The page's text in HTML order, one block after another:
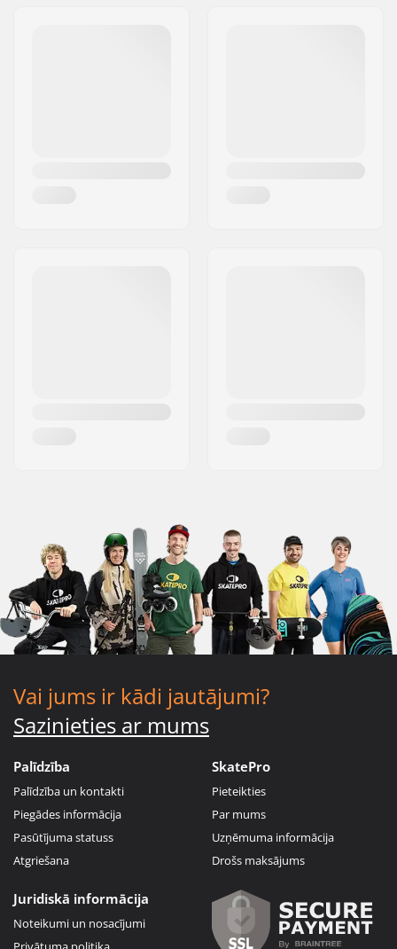
Vai jums ir kādi jautājumi?
Sazinieties ar mums
Palīdzība
Palīdzība un kontakti
Piegādes informācija
Pasūtījuma statuss
Atgriešana
SkatePro
Pieteikties
Par mums
Uzņēmuma informācija
Drošs maksājums
Juridiskā informācija
Noteikumi un nosacījumi